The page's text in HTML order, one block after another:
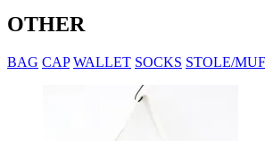
OTHER
BAG CAP WALLET SOCKS STOLE/